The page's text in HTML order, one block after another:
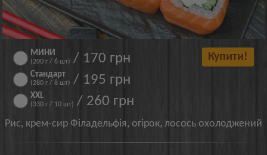
МИНИ
(200 г / 6 шт) / 170 грн
Стандарт
(280 г / 8 шт) / 195 грн
XXL
(330 г / 10 шт) / 260 грн
Купити!
Рис, крем-сир Філадельфія, огірок, лосось охолоджений